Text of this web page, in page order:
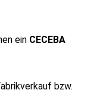
ein CECEBA
bzw.